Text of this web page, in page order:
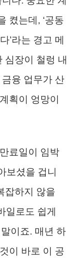
켰는데, ‘공동
’라는 경고 메
심장이 철렁 내
융 업무가 산
획이 엉망이
료일이 임박
보셨을 겁니
잡하지 않을
일로도 쉽게
이죠. 매년 하
이 바로 이 공